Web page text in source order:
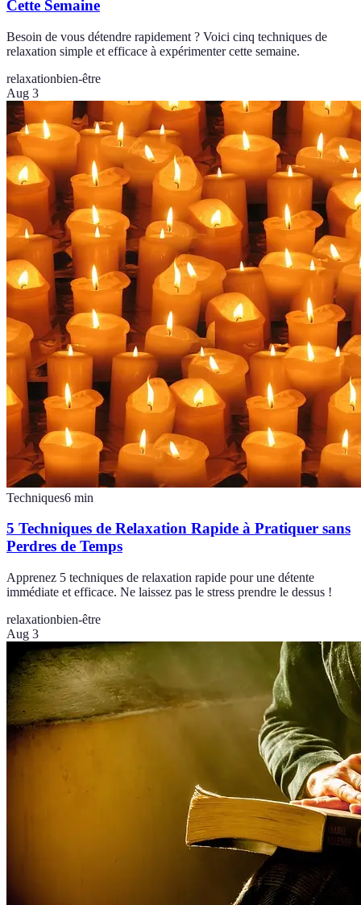
Cette Semaine
Besoin de vous détendre rapidement ? Voici cinq techniques de
relaxation simple et efficace à expérimenter cette semaine.
relaxationbien-être
Aug 3
Techniques6 min
5 Techniques de Relaxation Rapide à Pratiquer sans
Perdres de Temps
Apprenez 5 techniques de relaxation rapide pour une détente
immédiate et efficace. Ne laissez pas le stress prendre le dessus !
relaxationbien-être
Aug 3